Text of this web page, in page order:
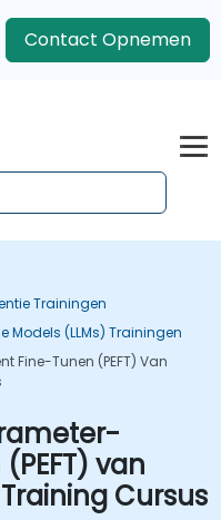
Contact Opnemen
Trainingen
Models (LLMs) Trainingen
Fine-Tunen (PEFT) Van
van
Cursus